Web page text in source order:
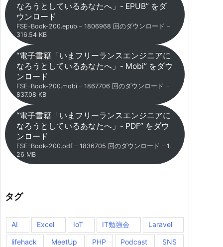
なろうとしているあなたへ」- EPUB” をダ
ウンロード
FSE-Book-200.epub – 1806968 回のダウンロード –
316.54 KB
“電子書籍「いまフリーランスエンジニアに
なろうとしているあなたへ」- Mobi” をダウ
ンロード
FSE-Book-200.mobi – 1867706 回のダウンロード –
837.08 KB
“電子書籍「いまフリーランスエンジニアに
なろうとしているあなたへ」- PDF” をダウ
ンロード
FSE-Book-200.pdf – 1836705 回のダウンロード – 1.
26 MB
タグ
AI Excel IoT IT勉強会 Laravel
lifehack MeetUp PHP Podcast
SNS